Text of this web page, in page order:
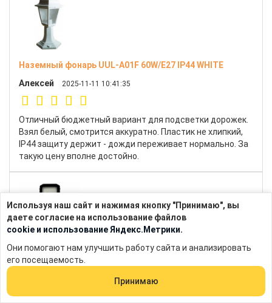
Наземный фонарь UUL-A01F 60W/E27 IP44 WHITE
Алексей
2025-11-11 10:41:35
Отличный бюджетный вариант для подсветки дорожек.
Взял белый, смотрится аккуратно. Пластик не хлипкий,
IP44 защиту держит - дожди переживает нормально. За
такую цену вполне достойно.
Консольный светодиодный светильник ДКУ SM-
2025-11-03 10:52:11
Используя наш сайт и нажимая кнопку "Принимаю", вы
даете согласие на использование файлов
cookie и использование Яндекс.Метрики.
Они помогают нам улучшить работу сайта и анализировать
его посещаемость.
Принимаю